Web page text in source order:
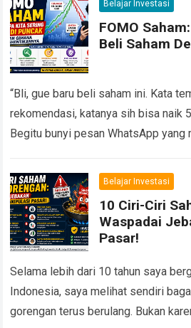
Belajar Investasi
FOMO
Beli Saham
“Bli, gue baru beli saham ini. Kata
rekomendasi, katanya sih bisa naik
Begitu bunyi pesan WhatsApp
Belajar Investasi
10 Ciri-Ciri
Waspadai
Pasar!
Selama lebih dari 10 tahun saya
Indonesia, saya melihat sendiri
gorengan terus berulang. Bukan